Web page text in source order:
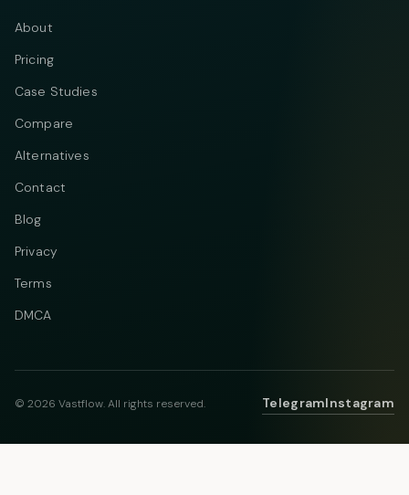
About
Pricing
Case Studies
Compare
Alternatives
Contact
Blog
Privacy
Terms
DMCA
© 2026 Vastflow. All rights reserved. TelegramInstagram